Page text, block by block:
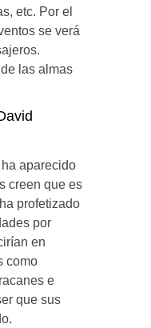
etc. Por el
se verá
las almas
aparecido
creen que es
profetizado
por
en
como
e
que sus